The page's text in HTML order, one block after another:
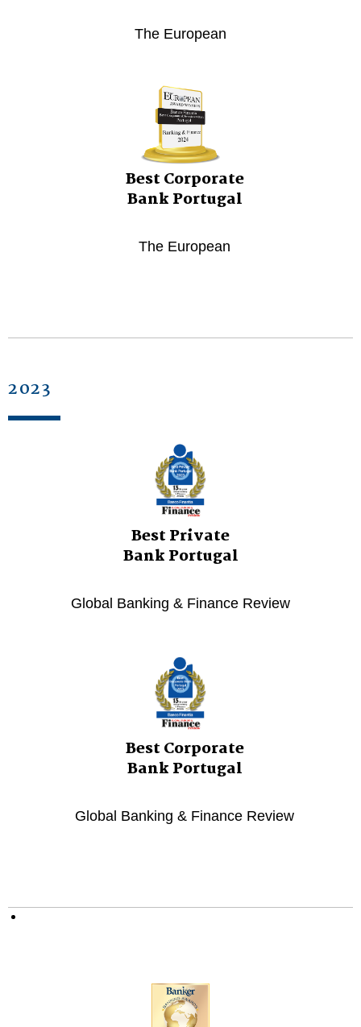
The European
Best Corporate
Bank Portugal
The European
2023
Best Private
Bank Portugal
Global Banking & Finance Review
Best Corporate
Bank Portugal
Global Banking & Finance Review